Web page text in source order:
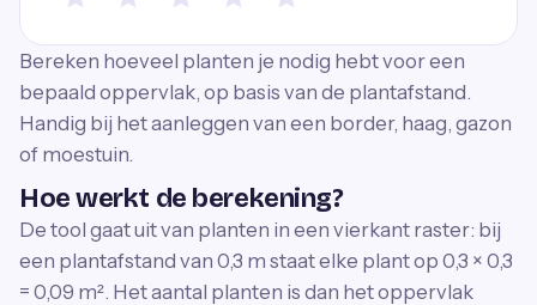
Bereken hoeveel planten je nodig hebt voor een
bepaald oppervlak, op basis van de plantafstand.
Handig bij het aanleggen van een border, haag, gazon
of moestuin.
Hoe werkt de berekening?
De tool gaat uit van planten in een vierkant raster: bij
een plantafstand van 0,3 m staat elke plant op 0,3 × 0,3
= 0,09 m². Het aantal planten is dan het oppervlak